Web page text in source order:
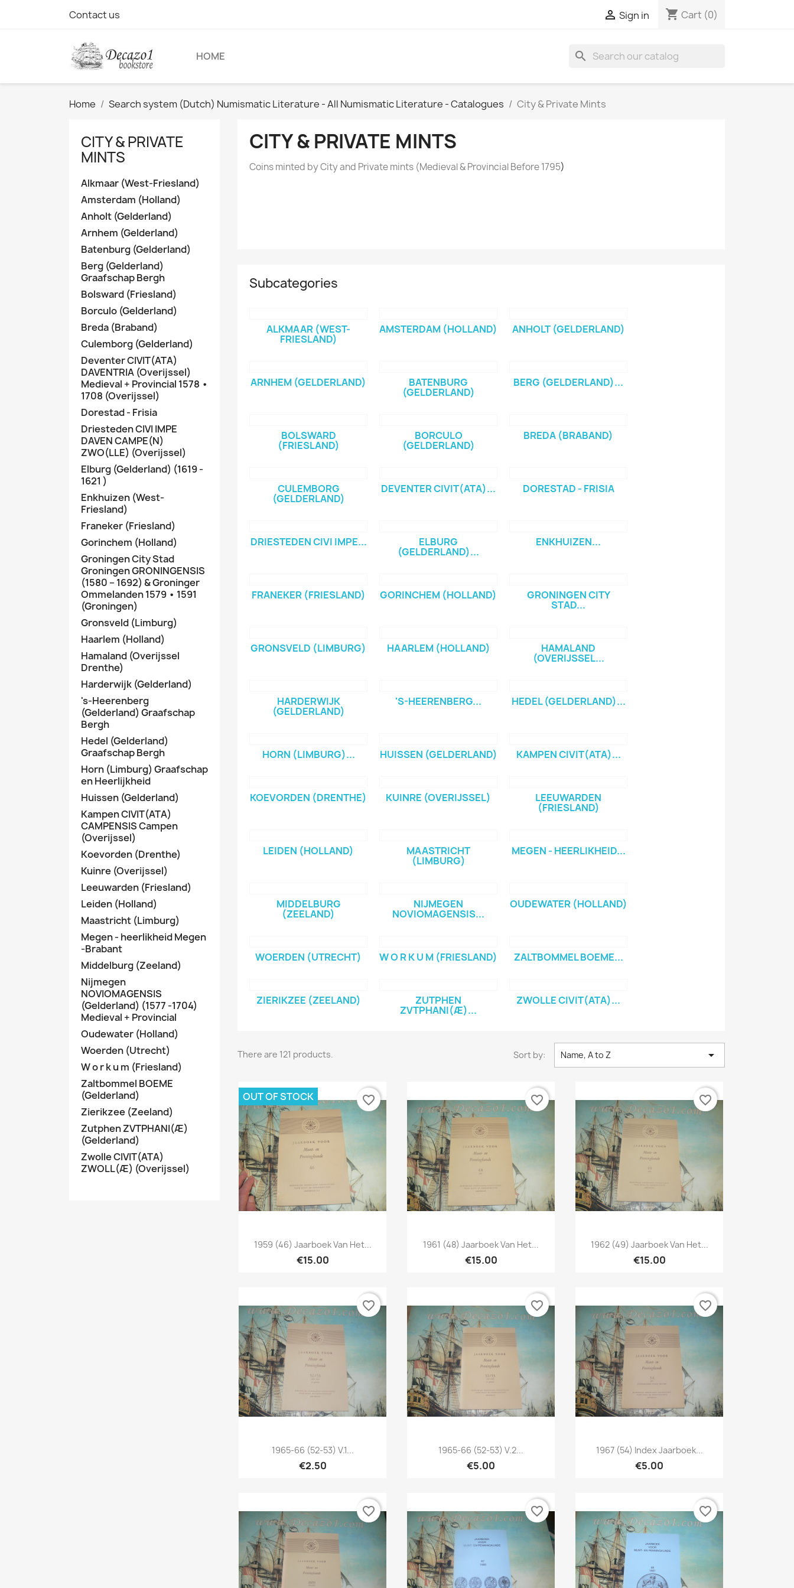
Contact us  Sign in shopping_cart Cart (0)
HOME search
Home Search system (Dutch) Numismatic Literature - All Numismatic Literature - Catalogues City & Private Mints
CITY & PRIVATE
MINTS
Alkmaar (West-Friesland)
Amsterdam (Holland)
Anholt (Gelderland)
Arnhem (Gelderland)
Batenburg (Gelderland)
Berg (Gelderland)
Graafschap Bergh
Bolsward (Friesland)
Borculo (Gelderland)
Breda (Braband)
Culemborg (Gelderland)
Deventer CIVIT(ATA)
DAVENTRIA (Overijssel)
Medieval + Provincial 1578 •
1708 (Overijssel)
Dorestad - Frisia
Driesteden CIVI IMPE
DAVEN CAMPE(N)
ZWO(LLE) (Overijssel)
Elburg (Gelderland) (1619 -
1621 )
Enkhuizen (West-
Friesland)
Franeker (Friesland)
Gorinchem (Holland)
Groningen City Stad
Groningen GRONINGENSIS
(1580 – 1692) & Groninger
Ommelanden 1579 • 1591
(Groningen)
Gronsveld (Limburg)
Haarlem (Holland)
Hamaland (Overijssel
Drenthe)
Harderwijk (Gelderland)
's-Heerenberg
(Gelderland) Graafschap
Bergh
Hedel (Gelderland)
Graafschap Bergh
Horn (Limburg) Graafschap
en Heerlijkheid
Huissen (Gelderland)
Kampen CIVIT(ATA)
CAMPENSIS Campen
(Overijssel)
Koevorden (Drenthe)
Kuinre (Overijssel)
Leeuwarden (Friesland)
Leiden (Holland)
Maastricht (Limburg)
Megen - heerlikheid Megen
-Brabant
Middelburg (Zeeland)
Nijmegen
NOVIOMAGENSIS
(Gelderland) (1577 -1704)
Medieval + Provincial
Oudewater (Holland)
Woerden (Utrecht)
W o r k u m (Friesland)
Zaltbommel BOEME
(Gelderland)
Zierikzee (Zeeland)
Zutphen ZVTPHANI(Æ)
(Gelderland)
Zwolle CIVIT(ATA)
ZWOLL(Æ) (Overijssel)
CITY & PRIVATE MINTS
Coins minted by City and Private mints (Medieval & Provincial Before 1795)
Subcategories
ALKMAAR (WEST-
FRIESLAND)
AMSTERDAM (HOLLAND) ANHOLT (GELDERLAND)
ARNHEM (GELDERLAND) BATENBURG
(GELDERLAND)
BERG (GELDERLAND)...
BOLSWARD
(FRIESLAND)
BORCULO
(GELDERLAND)
BREDA (BRABAND)
CULEMBORG
(GELDERLAND)
DEVENTER CIVIT(ATA)... DORESTAD - FRISIA
DRIESTEDEN CIVI IMPE... ELBURG
(GELDERLAND)...
ENKHUIZEN...
FRANEKER (FRIESLAND) GORINCHEM (HOLLAND) GRONINGEN CITY
STAD...
GRONSVELD (LIMBURG) HAARLEM (HOLLAND) HAMALAND
(OVERIJSSEL...
HARDERWIJK
(GELDERLAND)
'S-HEERENBERG... HEDEL (GELDERLAND)...
HORN (LIMBURG)... HUISSEN (GELDERLAND) KAMPEN CIVIT(ATA)...
KOEVORDEN (DRENTHE) KUINRE (OVERIJSSEL) LEEUWARDEN
(FRIESLAND)
LEIDEN (HOLLAND) MAASTRICHT
(LIMBURG)
MEGEN - HEERLIKHEID...
MIDDELBURG
(ZEELAND)
NIJMEGEN
NOVIOMAGENSIS...
OUDEWATER (HOLLAND)
WOERDEN (UTRECHT) W O R K U M (FRIESLAND) ZALTBOMMEL BOEME...
ZIERIKZEE (ZEELAND) ZUTPHEN
ZVTPHANI(Æ)...
ZWOLLE CIVIT(ATA)...
There are 121 products. Sort by: Name, A to Z 
 Quick view
1959 (46) Jaarboek Van Het...
€15.00
OUT OF STOCK favorite_border
 Quick view
1961 (48) Jaarboek Van Het...
€15.00
favorite_border
 Quick view
1962 (49) Jaarboek Van Het...
€15.00
favorite_border
Quick view
1965-66 (52-53) V.1...
€2.50
favorite_border
Quick view
1965-66 (52-53) V.2...
€5.00
favorite_border
 Quick view
1967 (54) Index Jaarboek...
€5.00
favorite_border
favorite_border favorite_border favorite_border